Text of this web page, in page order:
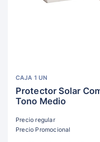
CAJA 1 UN
Protector Solar
Tono Medio
Precio regular
Precio Promocional